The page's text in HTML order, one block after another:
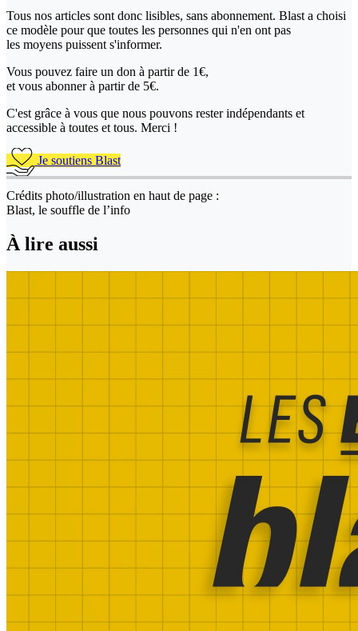
Tous nos articles sont donc lisibles, sans abonnement. Blast a choisi
ce modèle pour que toutes les personnes qui n'en ont pas
les moyens puissent s'informer.
Vous pouvez faire un don à partir de 1€,
et vous abonner à partir de 5€.
C'est grâce à vous que nous pouvons rester indépendants et
accessible à toutes et tous. Merci !
Je soutiens Blast
Crédits photo/illustration en haut de page :
Blast, le souffle de l’info
À lire aussi